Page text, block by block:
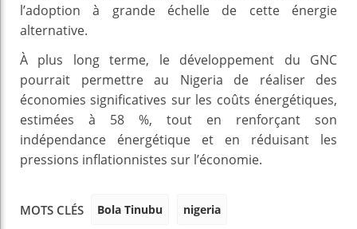
l’adoption à grande échelle de cette énergie
alternative.
À plus long terme, le développement du GNC
pourrait permettre au Nigeria de réaliser des
économies significatives sur les coûts énergétiques,
estimées à 58 %, tout en renforçant son
indépendance énergétique et en réduisant les
pressions inflationnistes sur l’économie.
MOTS CLÉS Bola Tinubu nigeria